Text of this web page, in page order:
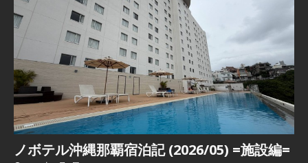
ノボテル沖縄那覇宿泊記 (2026/05) =施設編=